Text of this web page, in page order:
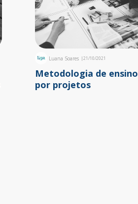
Luana Soares |21/10/2021
Metodologia de ensino
por projetos